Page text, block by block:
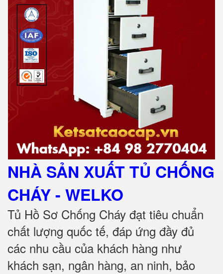
NHÀ SẢN XUẤT TỦ CHỐNG
CHÁY- WELKO
Tủ Hồ Sơ Chống Cháy đạt tiêu chuẩn
chất lượng quốc tế, đáp ứng đầy đủ
các nhu cầu của khách hàng như
khách sạn, ngân hàng, an ninh, bảo